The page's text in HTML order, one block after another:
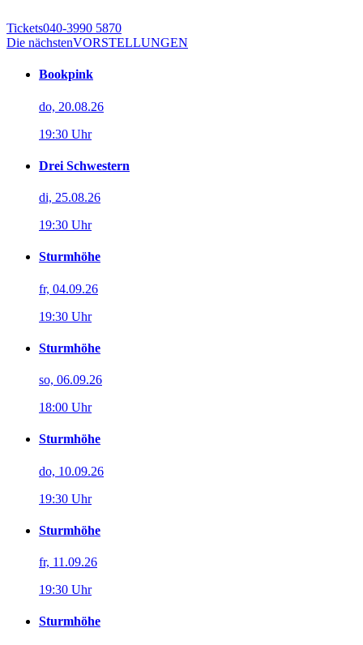
Tickets040-3990 5870
Die nächstenVORSTELLUNGEN
Bookpink
do, 20.08.26
19:30 Uhr
Drei Schwestern
di, 25.08.26
19:30 Uhr
Sturmhöhe
fr, 04.09.26
19:30 Uhr
Sturmhöhe
so, 06.09.26
18:00 Uhr
Sturmhöhe
do, 10.09.26
19:30 Uhr
Sturmhöhe
fr, 11.09.26
19:30 Uhr
Sturmhöhe